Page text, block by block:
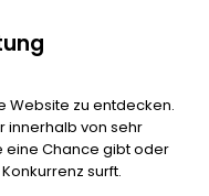
Website zu entdecken.
innerhalb von sehr
eine Chance gibt oder
surft.